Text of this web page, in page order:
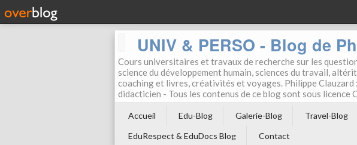
UNIV & PERSO - Blog de
Cours universitaires et travaux de recherche sur les
science du développement humain, sciences du travail,
coaching et livres, créativités et voyages. Philippe
didacticien - Tous les contenus de ce blog sont sous licence
Accueil Edu-Blog Galerie-Blog Travel-Blog
EduRespect & EduDocs Blog
Contact